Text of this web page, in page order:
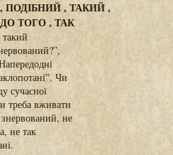
ПОДІБНИЙ , ТАКИЙ ,
ТОГО , ТАК
Чи
сучасної
треба вживати
не
не так